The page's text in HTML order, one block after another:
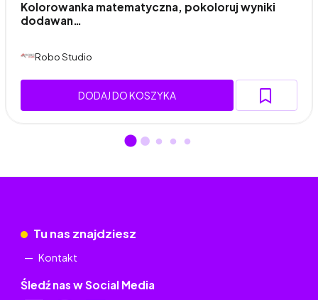
Kolorowanka matematyczna, pokoloruj wyniki
dodawan…
Robo Studio
DODAJ DO KOSZYKA
Tu nas znajdziesz
Kontakt
Śledź nas w Social Media